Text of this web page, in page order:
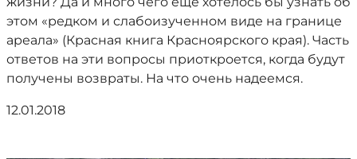
этом «редком и слабоизученном виде на границе
ареала» (Красная книга Красноярского края). Часть
ответов на эти вопросы приоткроется, когда будут
получены возвраты. На что очень надеемся.
12.01.2018